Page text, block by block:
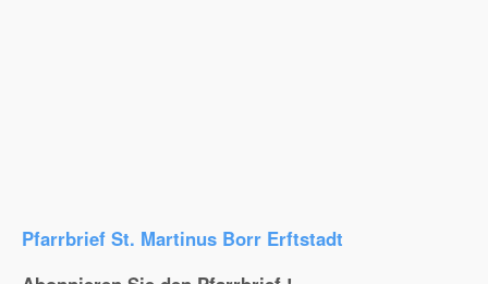
Pfarrbrief St. Martinus Borr Erftstadt